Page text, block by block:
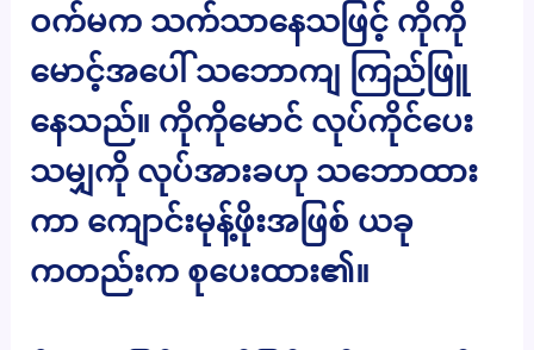
ဝက်မက သက်သာနေသဖြင့် ကိုကို
မောင့်အပေါ် သဘောကျ ကြည်ဖြူ
နေသည်။ ကိုကိုမောင် လုပ်ကိုင်ပေး
သမျှကို လုပ်အားခဟု သဘောထား
ကာ ကျောင်းမုန့်ဖိုးအဖြစ် ယခု
ကတည်းက စုပေးထား၏။